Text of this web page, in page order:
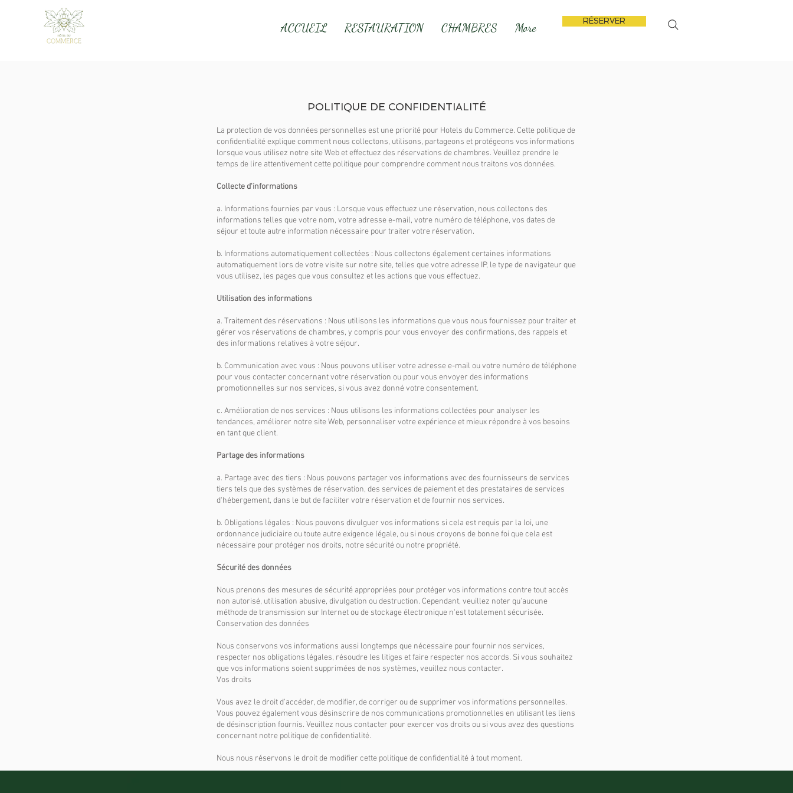
ACCUEIL RESTAURATION CHAMBRES More RÉSERVER
POLITIQUE DE CONFIDENTIALITÉ
La protection de vos données personnelles est une priorité pour Hotels du Commerce. Cette politique de
confidentialité explique comment nous collectons, utilisons, partageons et protégeons vos informations
lorsque vous utilisez notre site Web et effectuez des réservations de chambres. Veuillez prendre le
temps de lire attentivement cette politique pour comprendre comment nous traitons vos données.
Collecte d'informations
a. Informations fournies par vous : Lorsque vous effectuez une réservation, nous collectons des
informations telles que votre nom, votre adresse e-mail, votre numéro de téléphone, vos dates de
séjour et toute autre information nécessaire pour traiter votre réservation.
b. Informations automatiquement collectées : Nous collectons également certaines informations
automatiquement lors de votre visite sur notre site, telles que votre adresse IP, le type de navigateur que
vous utilisez, les pages que vous consultez et les actions que vous effectuez.
Utilisation des informations
a. Traitement des réservations : Nous utilisons les informations que vous nous fournissez pour traiter et
gérer vos réservations de chambres, y compris pour vous envoyer des confirmations, des rappels et
des informations relatives à votre séjour.
b. Communication avec vous : Nous pouvons utiliser votre adresse e-mail ou votre numéro de téléphone
pour vous contacter concernant votre réservation ou pour vous envoyer des informations
promotionnelles sur nos services, si vous avez donné votre consentement.
c. Amélioration de nos services : Nous utilisons les informations collectées pour analyser les
tendances, améliorer notre site Web, personnaliser votre expérience et mieux répondre à vos besoins
en tant que client.
Partage des informations
a. Partage avec des tiers : Nous pouvons partager vos informations avec des fournisseurs de services
tiers tels que des systèmes de réservation, des services de paiement et des prestataires de services
d'hébergement, dans le but de faciliter votre réservation et de fournir nos services.
b. Obligations légales : Nous pouvons divulguer vos informations si cela est requis par la loi, une
ordonnance judiciaire ou toute autre exigence légale, ou si nous croyons de bonne foi que cela est
nécessaire pour protéger nos droits, notre sécurité ou notre propriété.
Sécurité des données
Nous prenons des mesures de sécurité appropriées pour protéger vos informations contre tout accès
non autorisé, utilisation abusive, divulgation ou destruction. Cependant, veuillez noter qu'aucune
méthode de transmission sur Internet ou de stockage électronique n'est totalement sécurisée.
Conservation des données
Nous conservons vos informations aussi longtemps que nécessaire pour fournir nos services,
respecter nos obligations légales, résoudre les litiges et faire respecter nos accords. Si vous souhaitez
que vos informations soient supprimées de nos systèmes, veuillez nous contacter.
Vos droits
Vous avez le droit d'accéder, de modifier, de corriger ou de supprimer vos informations personnelles.
Vous pouvez également vous désinscrire de nos communications promotionnelles en utilisant les liens
de désinscription fournis. Veuillez nous contacter pour exercer vos droits ou si vous avez des questions
concernant notre politique de confidentialité.
Nous nous réservons le droit de modifier cette politique de confidentialité à tout moment.